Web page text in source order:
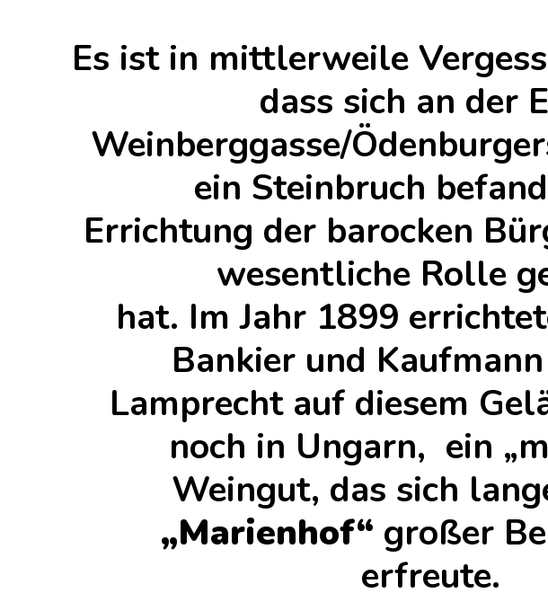
Es ist in mittlerweile
dass sich an der
Weinberggasse/
ein Steinbruch
Errichtung der barocken
wesentliche Rolle
hat. Im Jahr 1899
Bankier und
Lamprecht auf diesem
noch in Ungarn, ein
Weingut, das sich
„Marienhof“ großer
erfreute.